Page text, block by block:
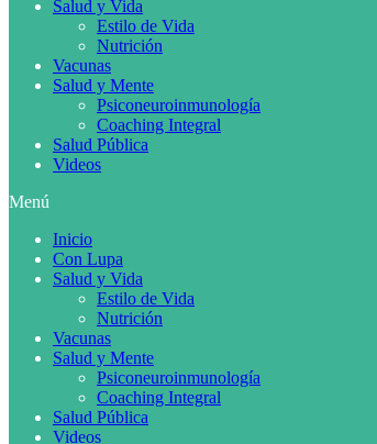
Salud y Vida
Estilo de Vida
Nutrición
Vacunas
Salud y Mente
Psiconeuroinmunología
Coaching Integral
Salud Pública
Videos
Menú
Inicio
Con Lupa
Salud y Vida
Estilo de Vida
Nutrición
Vacunas
Salud y Mente
Psiconeuroinmunología
Coaching Integral
Salud Pública
Videos